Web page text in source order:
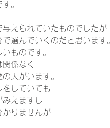
す。
与えられていたものでしたが
で選んでいくのだと思います
いものです。
関係なく
の人がいます。
をしていても
みえますし
かりませんが